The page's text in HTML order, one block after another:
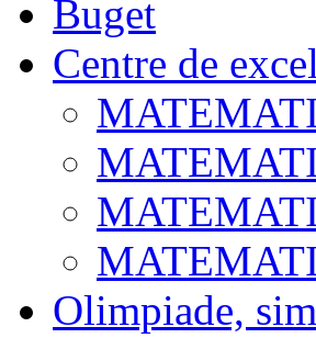
Buget
Centre de
Olimpiade,